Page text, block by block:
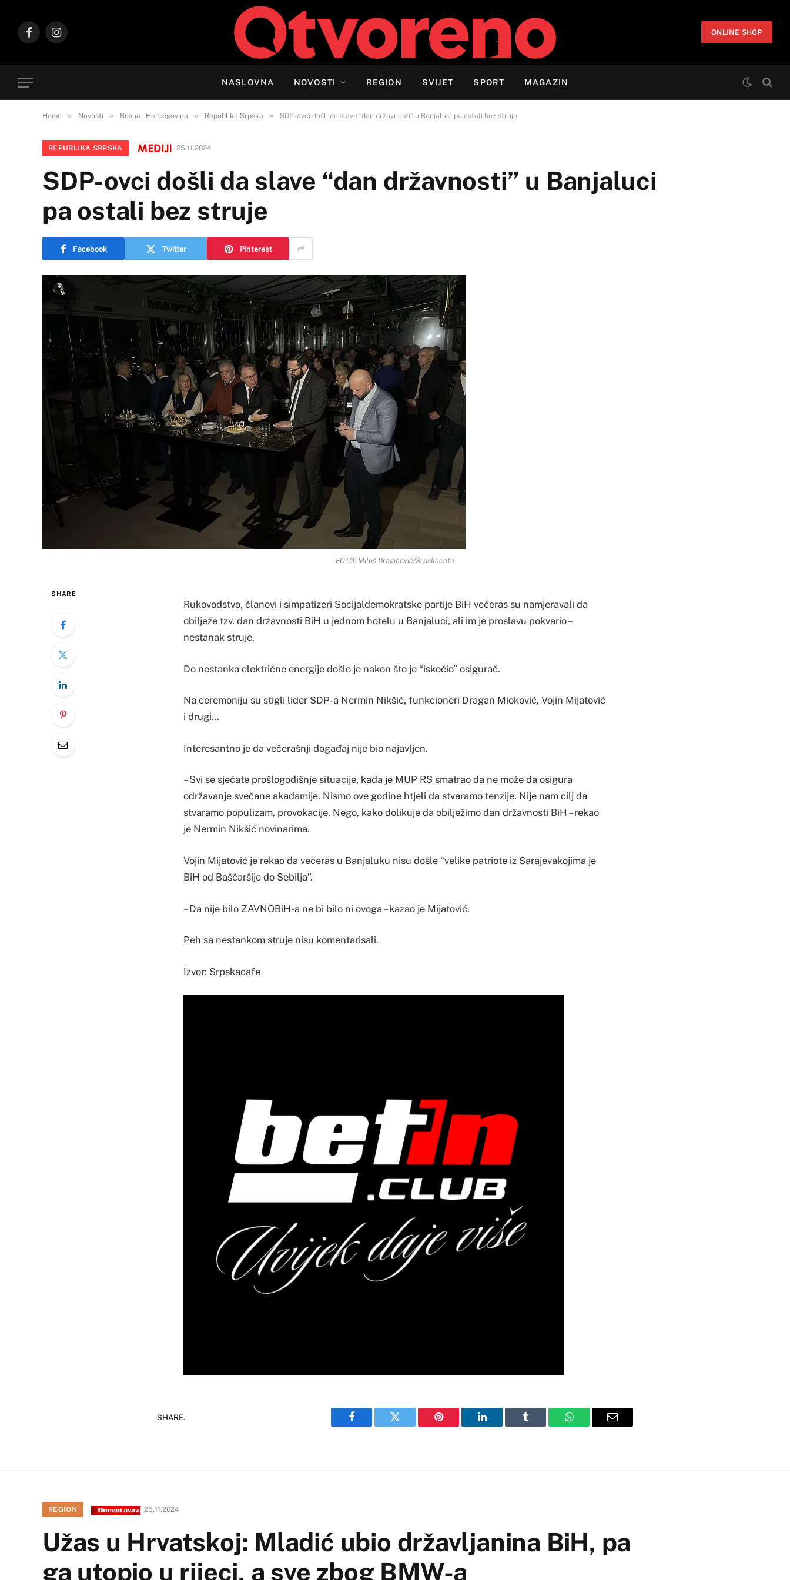
FacebookInstagram
ONLINE SHOP
NASLOVNA NOVOSTI REGION SVIJET SPORT MAGAZIN
Home » Novosti » Bosna i Hercegovina » Republika Srpska » SDP-ovci došli da slave “dan državnosti” u Banjaluci pa ostali bez struje
REPUBLIKA SRPSKA 25.11.2024
SDP-ovci došli da slave “dan državnosti” u Banjaluci
pa ostali bez struje
Facebook Twitter Pinterest
FOTO: Miloš Dragičević/Srpskacafe
SHARE
Rukovodstvo, članovi i simpatizeri Socijaldemokratske partije BiH večeras su namjeravali da
obilježe tzv. dan državnosti BiH u jednom hotelu u Banjaluci, ali im je proslavu pokvario –
nestanak struje.
Do nestanka električne energije došlo je nakon što je “iskočio” osigurač.
Na ceremoniju su stigli lider SDP-a Nermin Nikšić, funkcioneri Dragan Mioković, Vojin Mijatović
i drugi…
Interesantno je da večerašnji događaj nije bio najavljen.
– Svi se sjećate prošlogodišnje situacije, kada je MUP RS smatrao da ne može da osigura
održavanje svečane akadamije. Nismo ove godine htjeli da stvaramo tenzije. Nije nam cilj da
stvaramo populizam, provokacije. Nego, kako dolikuje da obilježimo dan državnosti BiH – rekao
je Nermin Nikšić novinarima.
Vojin Mijatović je rekao da večeras u Banjaluku nisu došle “velike patriote iz Sarajevakojima je
BiH od Baščaršije do Sebilja”.
– Da nije bilo ZAVNOBiH-a ne bi bilo ni ovoga – kazao je Mijatović.
Peh sa nestankom struje nisu komentarisali.
Izvor: Srpskacafe
SHARE.
Facebook Twitter Pinterest LinkedIn Tumblr WhatsAppEmail
REGION 25.11.2024
Užas u Hrvatskoj: Mladić ubio državljanina BiH, pa
ga utopio u rijeci, a sve zbog BMW-a